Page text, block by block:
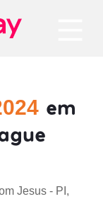
em
Jesus - PI,